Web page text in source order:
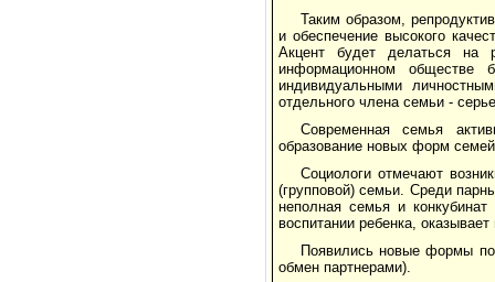
Таким образом,
и обеспечение высокого
Акцент будет делаться на
информационном обществе
индивидуальными
отдельного члена семьи -
Современная семья
образование новых форм
Социологи отмечают
(групповой) семьи. Среди
неполная семья и конкубинат
воспитании ребенка,
Появились новые формы
обмен партнерами).